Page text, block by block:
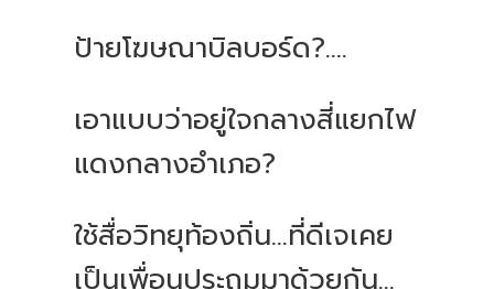
ป้ายโฆษณาบิลบอร์ด?....
เอาแบบว่าอยู่ใจกลางสี่แยกไฟ
แดงกลางอำเภอ?
ใช้สื่อวิทยุท้องถิ่น...ที่ดีเจเคย
เป็นเพื่อนประถมมาด้วยกัน...